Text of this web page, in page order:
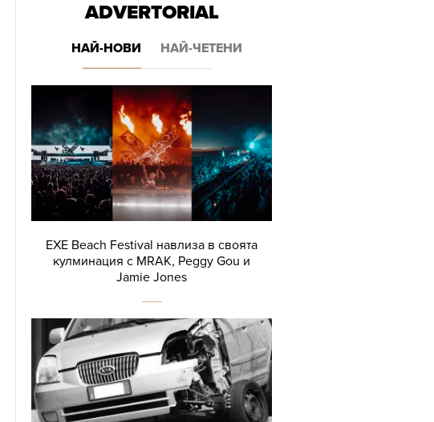
ADVERTORIAL
НАЙ-НОВИ НАЙ-ЧЕТЕНИ
EXE Beach Festival навлиза в своята
кулминация с MRAK, Peggy Gou и
Jamie Jones